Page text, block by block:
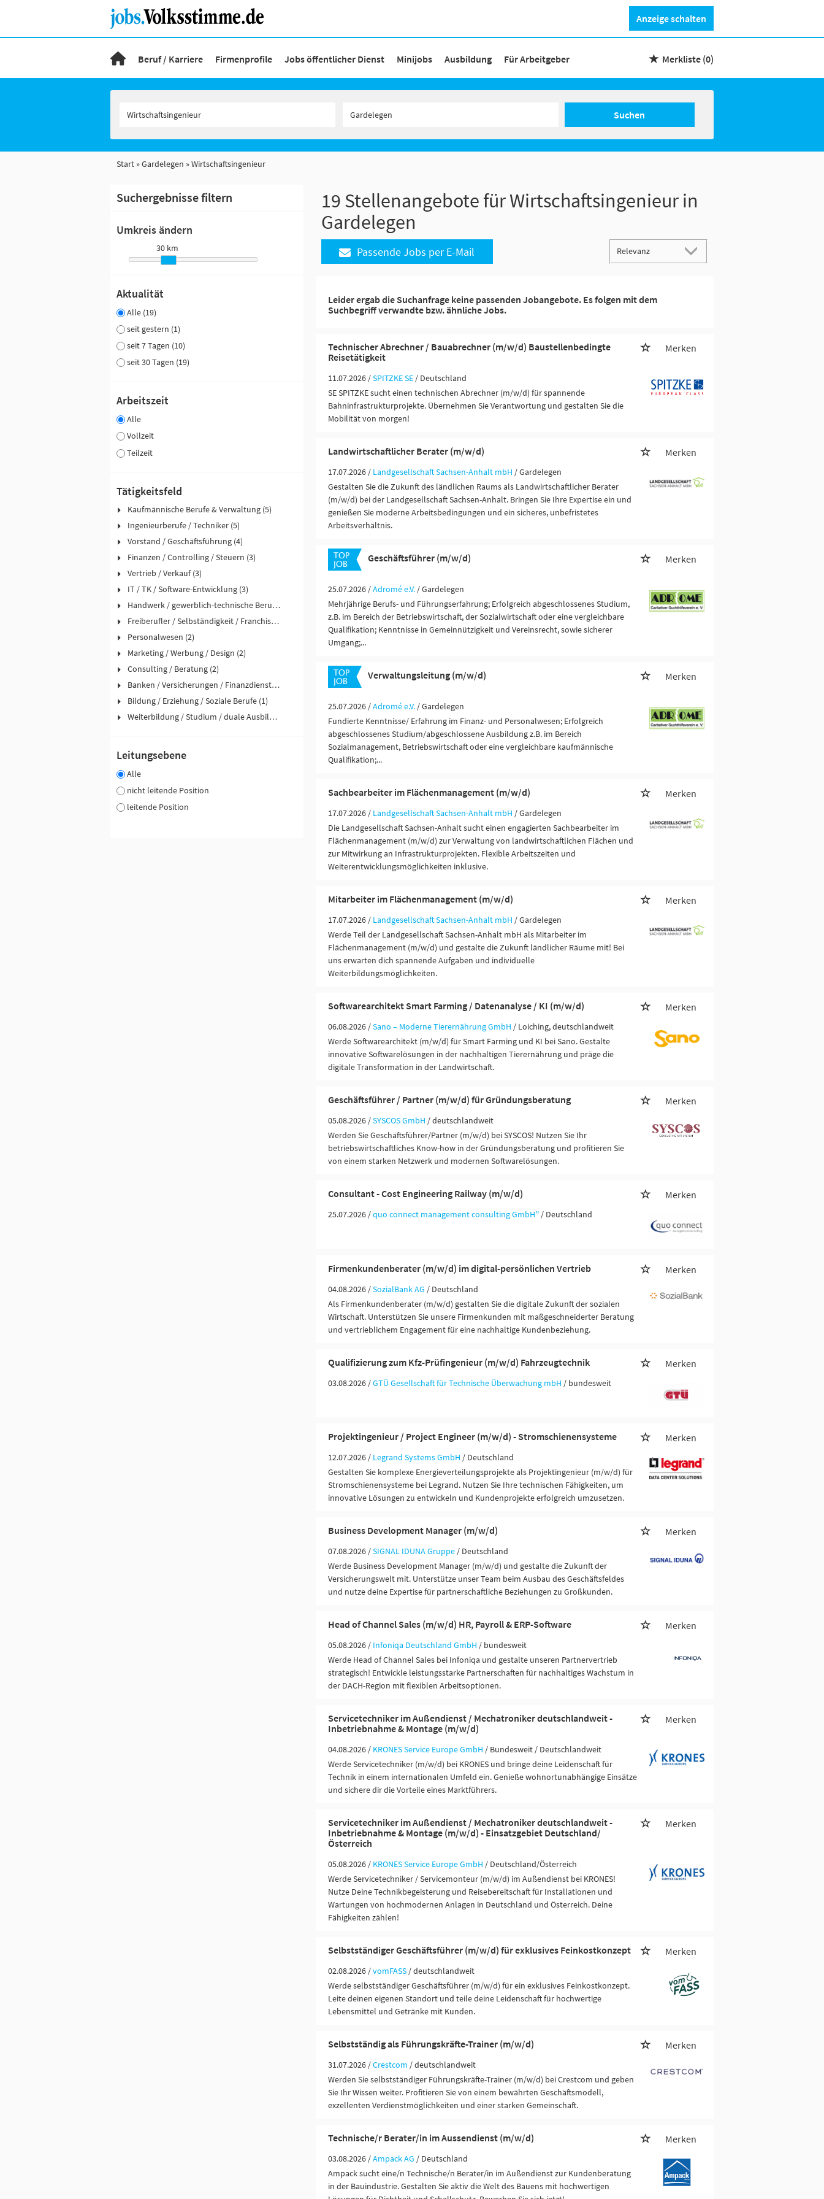
Anzeige schalten
Beruf / Karriere Firmenprofile Jobs öffentlicher Dienst Minijobs Ausbildung Für Arbeitgeber Merkliste (0)
Suchen
Start Gardelegen Wirtschaftsingenieur
Suchergebnisse filtern
Umkreis ändern
30 km
Aktualität
Alle (19)
seit gestern (1)
seit 7 Tagen (10)
seit 30 Tagen (19)
Arbeitszeit
Alle
Vollzeit
Teilzeit
Tätigkeitsfeld
Kaufmännische Berufe & Verwaltung (5)
Ingenieurberufe / Techniker (5)
Vorstand / Geschäftsführung (4)
Finanzen / Controlling / Steuern (3)
Vertrieb / Verkauf (3)
IT / TK / Software-Entwicklung (3)
Handwerk / gewerblich-technische Berufe (3)
Freiberufler / Selbständigkeit / Franchise (3)
Personalwesen (2)
Marketing / Werbung / Design (2)
Consulting / Beratung (2)
Banken / Versicherungen / Finanzdienstleister (1)
Bildung / Erziehung / Soziale Berufe (1)
Weiterbildung / Studium / duale Ausbildung (1)
Leitungsebene
Alle
nicht leitende Position
leitende Position
19 Stellenangebote für Wirtschaftsingenieur in
Gardelegen
Passende Jobs per E-Mail
Leider ergab die Suchanfrage keine passenden Jobangebote. Es folgen mit dem
Suchbegriff verwandte bzw. ähnliche Jobs.
Technischer Abrechner / Bauabrechner (m/w/d) Baustellenbedingte
Reisetätigkeit
Merken
11.07.2026 /SPITZKE SE / Deutschland
SE SPITZKE sucht einen technischen Abrechner (m/w/d) für spannende
Bahninfrastrukturprojekte. Übernehmen Sie Verantwortung und gestalten Sie die
Mobilität von morgen!
Landwirtschaftlicher Berater (m/w/d) Merken
17.07.2026 / Landgesellschaft Sachsen-Anhalt mbH / Gardelegen
Gestalten Sie die Zukunft des ländlichen Raums als Landwirtschaftlicher Berater
(m/w/d) bei der Landgesellschaft Sachsen-Anhalt. Bringen Sie Ihre Expertise ein und
genießen Sie moderne Arbeitsbedingungen und ein sicheres, unbefristetes
Arbeitsverhältnis.
Geschäftsführer (m/w/d) Merken
25.07.2026 /Adromé e.V. / Gardelegen
Mehrjährige Berufs- und Führungserfahrung; Erfolgreich abgeschlossenes Studium,
z.B. im Bereich der Betriebswirtschaft, der Sozialwirtschaft oder eine vergleichbare
Qualifikation; Kenntnisse in Gemeinnützigkeit und Vereinsrecht, sowie sicherer
Umgang;...
Verwaltungsleitung (m/w/d) Merken
25.07.2026 /Adromé e.V. / Gardelegen
Fundierte Kenntnisse/ Erfahrung im Finanz- und Personalwesen; Erfolgreich
abgeschlossenes Studium/abgeschlossene Ausbildung z.B. im Bereich
Sozialmanagement, Betriebswirtschaft oder eine vergleichbare kaufmännische
Qualifikation;...
Sachbearbeiter im Flächenmanagement (m/w/d) Merken
17.07.2026 / Landgesellschaft Sachsen-Anhalt mbH / Gardelegen
Die Landgesellschaft Sachsen-Anhalt sucht einen engagierten Sachbearbeiter im
Flächenmanagement (m/w/d) zur Verwaltung von landwirtschaftlichen Flächen und
zur Mitwirkung an Infrastrukturprojekten. Flexible Arbeitszeiten und
Weiterentwicklungsmöglichkeiten inklusive.
Mitarbeiter im Flächenmanagement (m/w/d) Merken
17.07.2026 / Landgesellschaft Sachsen-Anhalt mbH / Gardelegen
Werde Teil der Landgesellschaft Sachsen-Anhalt mbH als Mitarbeiter im
Flächenmanagement (m/w/d) und gestalte die Zukunft ländlicher Räume mit! Bei
uns erwarten dich spannende Aufgaben und individuelle
Weiterbildungsmöglichkeiten.
Softwarearchitekt Smart Farming / Datenanalyse / KI (m/w/d) Merken
06.08.2026 /Sano – Moderne Tierernährung GmbH / Loiching, deutschlandweit
Werde Softwarearchitekt (m/w/d) für Smart Farming und KI bei Sano. Gestalte
innovative Softwarelösungen in der nachhaltigen Tierernährung und präge die
digitale Transformation in der Landwirtschaft.
Geschäftsführer / Partner (m/w/d) für Gründungsberatung Merken
05.08.2026 /SYSCOS GmbH / deutschlandweit
Werden Sie Geschäftsführer/Partner (m/w/d) bei SYSCOS! Nutzen Sie Ihr
betriebswirtschaftliches Know-how in der Gründungsberatung und profitieren Sie
von einem starken Netzwerk und modernen Softwarelösungen.
Consultant - Cost Engineering Railway (m/w/d) Merken
25.07.2026 /quo connect management consulting GmbH'' / Deutschland
Firmenkundenberater (m/w/d) im digital-persönlichen Vertrieb Merken
04.08.2026 /SozialBank AG / Deutschland
Als Firmenkundenberater (m/w/d) gestalten Sie die digitale Zukunft der sozialen
Wirtschaft. Unterstützen Sie unsere Firmenkunden mit maßgeschneiderter Beratung
und vertrieblichem Engagement für eine nachhaltige Kundenbeziehung.
Qualifizierung zum Kfz-Prüfingenieur (m/w/d) Fahrzeugtechnik Merken
03.08.2026 /GTÜ Gesellschaft für Technische Überwachung mbH / bundesweit
Projektingenieur / Project Engineer (m/w/d) - Stromschienensysteme Merken
12.07.2026 / Legrand Systems GmbH / Deutschland
Gestalten Sie komplexe Energieverteilungsprojekte als Projektingenieur (m/w/d) für
Stromschienensysteme bei Legrand. Nutzen Sie Ihre technischen Fähigkeiten, um
innovative Lösungen zu entwickeln und Kundenprojekte erfolgreich umzusetzen.
Business Development Manager (m/w/d) Merken
07.08.2026 /SIGNAL IDUNA Gruppe / Deutschland
Werde Business Development Manager (m/w/d) und gestalte die Zukunft der
Versicherungswelt mit. Unterstütze unser Team beim Ausbau des Geschäftsfeldes
und nutze deine Expertise für partnerschaftliche Beziehungen zu Großkunden.
Head of Channel Sales (m/w/d) HR, Payroll & ERP-Software Merken
05.08.2026 / Infoniqa Deutschland GmbH / bundesweit
Werde Head of Channel Sales bei Infoniqa und gestalte unseren Partnervertrieb
strategisch! Entwickle leistungsstarke Partnerschaften für nachhaltiges Wachstum in
der DACH-Region mit flexiblen Arbeitsoptionen.
Servicetechniker im Außendienst / Mechatroniker deutschlandweit -
Inbetriebnahme & Montage (m/w/d)
Merken
04.08.2026 / KRONES Service Europe GmbH / Bundesweit / Deutschlandweit
Werde Servicetechniker (m/w/d) bei KRONES und bringe deine Leidenschaft für
Technik in einem internationalen Umfeld ein. Genieße wohnortunabhängige Einsätze
und sichere dir die Vorteile eines Marktführers.
Servicetechniker im Außendienst / Mechatroniker deutschlandweit -
Inbetriebnahme & Montage (m/w/d) - Einsatzgebiet Deutschland/
Österreich
Merken
05.08.2026 / KRONES Service Europe GmbH / Deutschland/Österreich
Werde Servicetechniker / Servicemonteur (m/w/d) im Außendienst bei KRONES!
Nutze Deine Technikbegeisterung und Reisebereitschaft für Installationen und
Wartungen von hochmodernen Anlagen in Deutschland und Österreich. Deine
Fähigkeiten zählen!
Selbstständiger Geschäftsführer (m/w/d) für exklusives Feinkostkonzept Merken
02.08.2026 /vomFASS / deutschlandweit
Werde selbstständiger Geschäftsführer (m/w/d) für ein exklusives Feinkostkonzept.
Leite deinen eigenen Standort und teile deine Leidenschaft für hochwertige
Lebensmittel und Getränke mit Kunden.
Selbstständig als Führungskräfte-Trainer (m/w/d) Merken
31.07.2026 /Crestcom / deutschlandweit
Werden Sie selbstständiger Führungskräfte-Trainer (m/w/d) bei Crestcom und geben
Sie Ihr Wissen weiter. Profitieren Sie von einem bewährten Geschäftsmodell,
exzellenten Verdienstmöglichkeiten und einer starken Gemeinschaft.
Technische/r Berater/in im Aussendienst (m/w/d) Merken
03.08.2026 /Ampack AG / Deutschland
Ampack sucht eine/n Technische/n Berater/in im Außendienst zur Kundenberatung
in der Bauindustrie. Gestalten Sie aktiv die Welt des Bauens mit hochwertigen